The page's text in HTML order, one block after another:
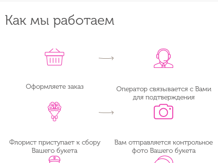
Как мы работаем
Оформляете заказ
Оператор связывается с Вами
для подтверждения
Флорист приступает к сбору
Вашего букета
Вам отправляется контрольное
фото Вашего букета